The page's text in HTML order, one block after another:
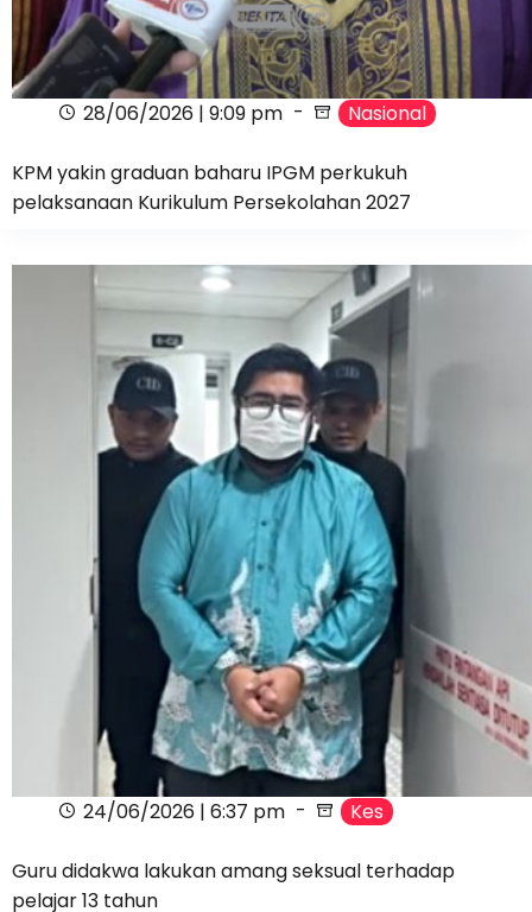
28/06/2026 | 9:09 pm Nasional
KPM yakin graduan baharu IPGM perkukuh
pelaksanaan Kurikulum Persekolahan 2027
24/06/2026 | 6:37 pm Kes
Guru didakwa lakukan amang seksual terhadap
pelajar 13 tahun